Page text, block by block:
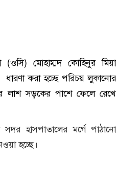
(ওসি) মোহাম্মদ কোহিনুর মিয়া
ধারণা করা হচ্ছে পরিচয় লুকানোর
লাশ সড়কের পাশে ফেলে রেখে
হাসপাতালের মর্গে পাঠানো
হচ্ছে।